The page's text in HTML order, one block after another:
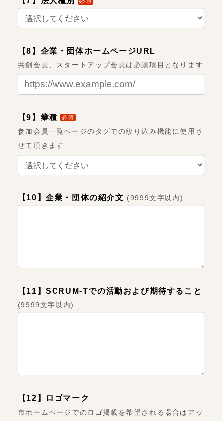
【8】企業・団体ホームページURL
共創会員、スタートアップ会員は必須項目となります
【9】業種 必須
参加会員一覧ページのタグでの絞り込み機能に使用さ
せて頂きます
【10】企業・団体の紹介文 (9999文字以内)
【11】SCRUM-Tでの活動および期待すること
(9999文字以内)
【12】ロゴマーク
市ホームページでのロゴ掲載を希望される場合はアッ